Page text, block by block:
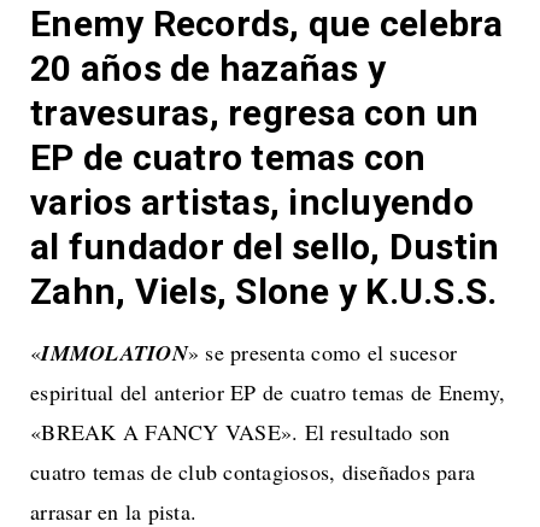
Enemy Records, que celebra
20 años de hazañas y
travesuras, regresa con un
EP de cuatro temas con
varios artistas, incluyendo
al fundador del sello, Dustin
Zahn, Viels, Slone y K.U.S.S.
«IMMOLATION» se presenta como el sucesor
espiritual del anterior EP de cuatro temas de Enemy,
«BREAK A FANCY VASE». El resultado son
cuatro temas de club contagiosos, diseñados para
arrasar en la pista.